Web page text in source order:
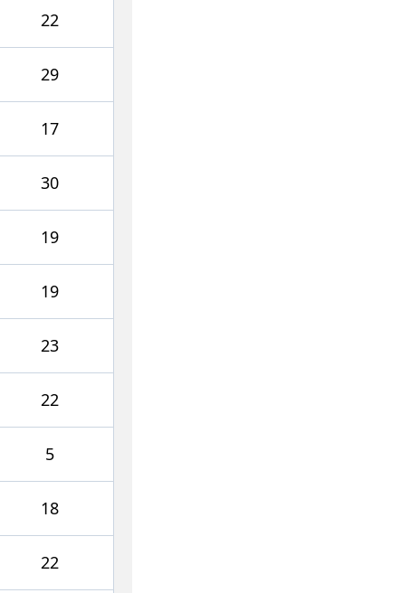
22
29
17
30
19
19
23
22
5
18
22